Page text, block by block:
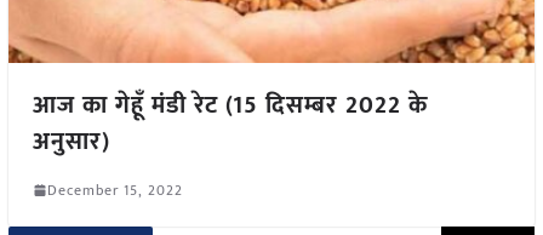
आज का गेहूँ मंडी रेट (15 दिसम्बर 2022 के
अनुसार)
December 15, 2022